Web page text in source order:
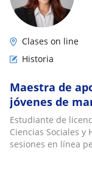
Clases on line
Historia
Maestra de
jóvenes de
Estudiante de
Ciencias Sociales y
sesiones en línea